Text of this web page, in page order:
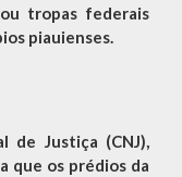
tropas federais
piauienses.
de Justiça (CNJ),
que os prédios da